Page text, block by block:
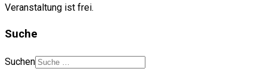
Veranstaltung ist frei.
Suche
Suchen